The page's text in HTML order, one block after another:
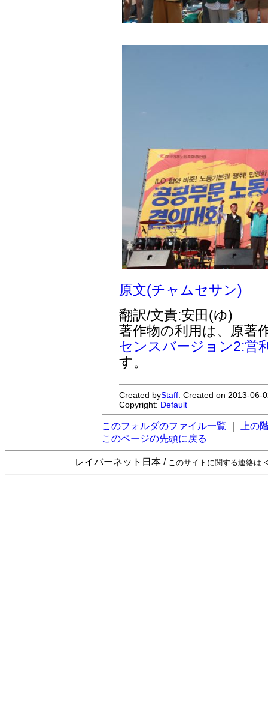
原文(チャムセサン)
翻訳/文責:安田(ゆ)
著作物の利用は、原著
センスバージョン2:営
す。
Created byStaff . Created on 2013-
Copyright: Default
このフォルダのファイル一覧
上の
このページの先頭に戻る
レイバーネット日本 / このサイトに関する連絡は